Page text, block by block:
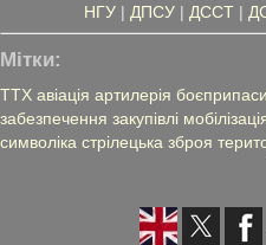
НГУ| ДПСУ| ДССТ|
Мітки:
ТТХ авіація артилерія боєприпаси
забезпечення закупівлі
символіка стрілецька зброя